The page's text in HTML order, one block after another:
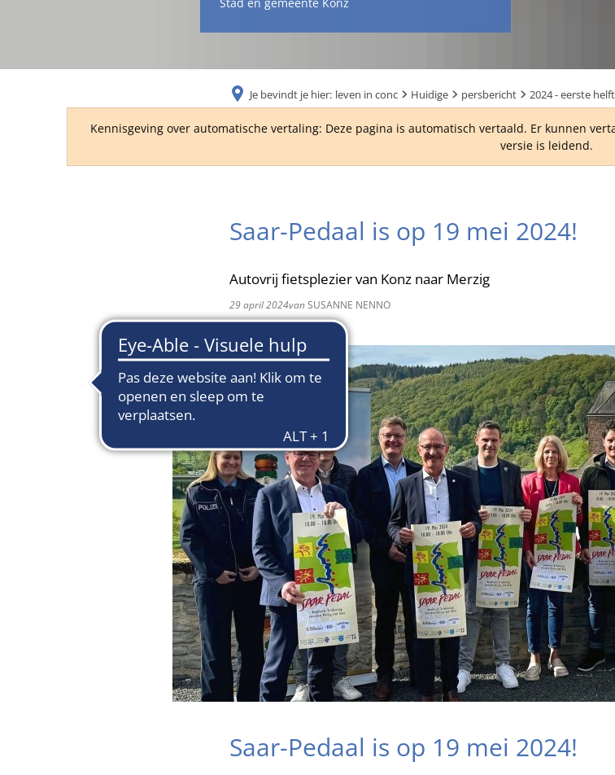
Je bevindt je hier: leven in conc Huidige persbericht 2024 - eerste
Kennisgeving over automatische vertaling: Deze pagina is automatisch vertaald. Er kunnen
versie is leidend.
Saar-Pedaal is op 19 mei 2024!
Autovrij fietsplezier van Konz naar Merzig
29 april 2024vanSUSANNE NENNO
Saar-Pedaal is op 19 mei 2024!